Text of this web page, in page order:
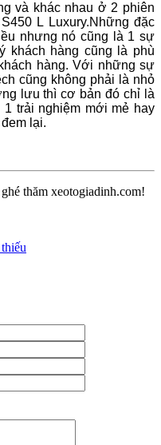
và khác nhau ở 2 phiên
L Luxury.Những đặc
nhưng nó cũng là 1 sự
khách hàng cũng là phù
hàng. Với những sự
cũng không phải là nhỏ
lưu thì cơ bản đó chỉ là
trải nghiệm mới mẻ hay
lại.
thăm xeotogiadinh.com!